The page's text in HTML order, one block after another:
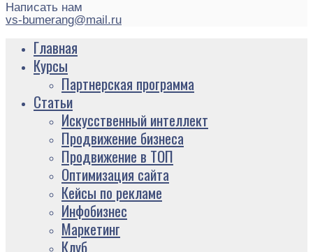
Написать нам
vs-bumerang@mail.ru
Главная
Курсы
Партнерская программа
Статьи
Искусственный интеллект
Продвижение бизнеса
Продвижение в ТОП
Оптимизация сайта
Кейсы по рекламе
Инфобизнес
Маркетинг
Клуб